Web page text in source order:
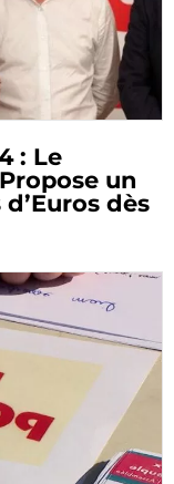
: Le
un
dès